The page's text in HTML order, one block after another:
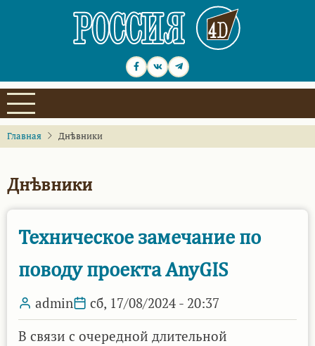
Главная Днѣвники
Днѣвники
Техническое замечание по
поводу проекта AnyGIS
admin
сб, 17/08/2024 - 20:37
В связи с очередной длительной